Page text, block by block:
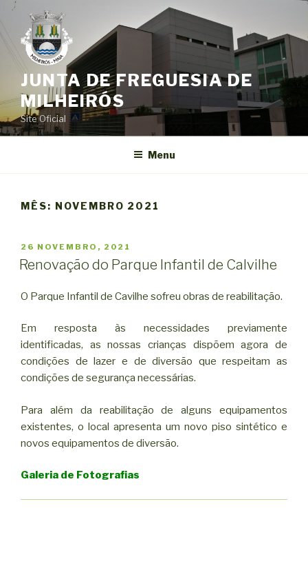
Saltar
o
conteúdo
JUNTA DE FREGUESIA DE
MILHEIRÓS
Site Oficial
Menu
MÊS: NOVEMBRO 2021
PUBLICADO
EM
26 NOVEMBRO, 2021
Renovação do Parque Infantil de Calvilhe
O Parque Infantil de Cavilhe sofreu obras de reabilitação.
Em resposta às necessidades previamente
identificadas, as nossas crianças dispõem agora de
condições de lazer e de diversão que respeitam as
condições de segurança necessárias.
Para além da reabilitação de alguns equipamentos
existentes, o local apresenta um novo piso sintético e
novos equipamentos de diversão.
Galeria de Fotografias